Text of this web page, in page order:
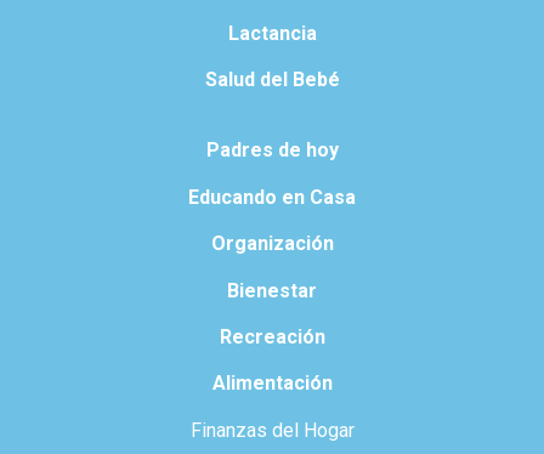
Lactancia
Salud del Bebé
Padres de hoy
Educando en Casa
Organización
Bienestar
Recreación
Alimentación
Finanzas del Hogar